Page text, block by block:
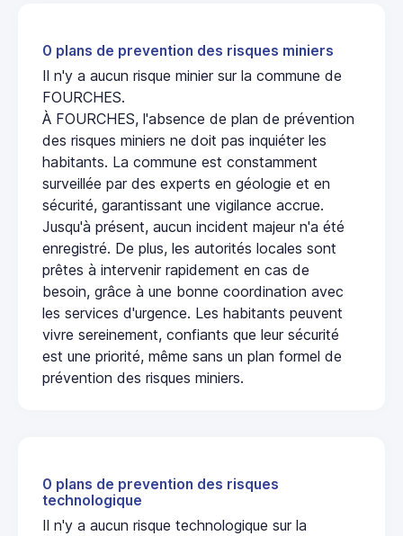
0 plans de prevention des risques miniers
Il n'y a aucun risque minier sur la commune de
FOURCHES.
À FOURCHES, l'absence de plan de prévention
des risques miniers ne doit pas inquiéter les
habitants. La commune est constamment
surveillée par des experts en géologie et en
sécurité, garantissant une vigilance accrue.
Jusqu'à présent, aucun incident majeur n'a été
enregistré. De plus, les autorités locales sont
prêtes à intervenir rapidement en cas de
besoin, grâce à une bonne coordination avec
les services d'urgence. Les habitants peuvent
vivre sereinement, confiants que leur sécurité
est une priorité, même sans un plan formel de
prévention des risques miniers.
0 plans de prevention des risques
technologique
Il n'y a aucun risque technologique sur la